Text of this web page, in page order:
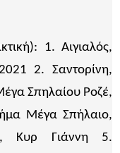
1. Αιγιαλός,
2. Σαντορίνη,
Σπηλαίου Ροζέ,
Μέγα Σπήλαιο,
Κυρ Γιάννη 5.